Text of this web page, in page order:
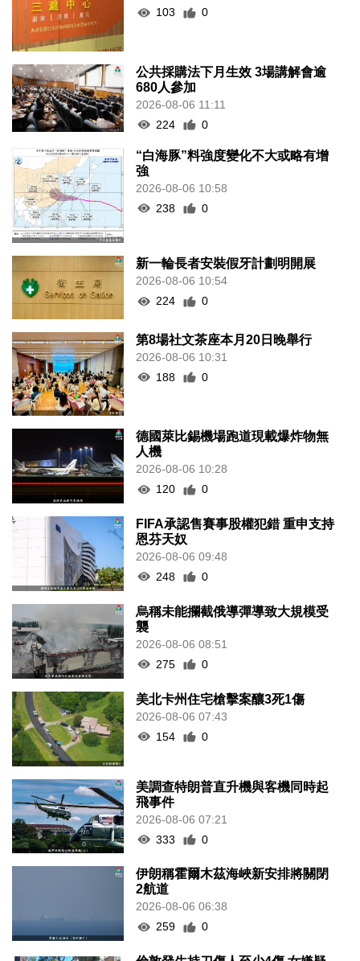
103
0
公共採購法下月生效 3場講解會逾
680人參加
2026-08-06 11:11
224
0
“白海豚”料強度變化不大或略有增
強
2026-08-06 10:58
238
0
新一輪長者安裝假牙計劃明開展
2026-08-06 10:54
224
0
第8場社文茶座本月20日晚舉行
2026-08-06 10:31
188
0
德國萊比錫機場跑道現載爆炸物無
人機
2026-08-06 10:28
120
0
FIFA承認售賽事股權犯錯 重申支持
恩芬天奴
2026-08-06 09:48
248
0
烏稱未能攔截俄導彈導致大規模受
襲
2026-08-06 08:51
275
0
美北卡州住宅槍擊案釀3死1傷
2026-08-06 07:43
154
0
美調查特朗普直升機與客機同時起
飛事件
2026-08-06 07:21
333
0
伊朗稱霍爾木茲海峽新安排將關閉
2航道
2026-08-06 06:38
259
0